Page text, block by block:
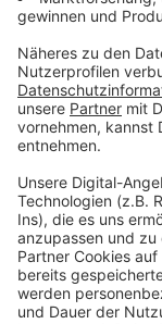
Apropos
Schulze über
Expertise nimmt
Führungsstil:
Morgens
an, oft sei sie
fest, dass die
funktioniert,
die Grüne sehr